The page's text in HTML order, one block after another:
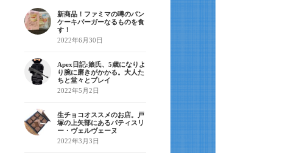
新商品！ファミマの噂のパン
ケーキバーガーなるものを食
す！
2022年6月30日
Apex日記:娘氏、5歳になりよ
り腕に磨きがかかる。大人た
ちと堂々とプレイ
2022年5月2日
生チョコオススメのお店。戸
塚の上矢部にあるパティスリ
ー・ヴェルヴェーヌ
2022年3月3日